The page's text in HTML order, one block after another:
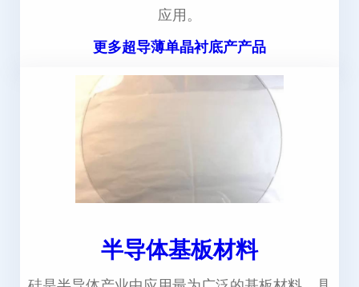
应用。
更多超导薄单晶衬底产产品
半导体基板材料